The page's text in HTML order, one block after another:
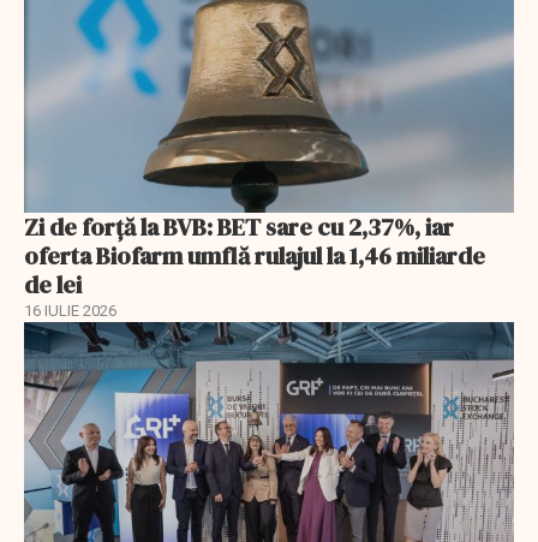
Zi de forță la BVB: BET sare cu 2,37%, iar
oferta Biofarm umflă rulajul la 1,46 miliarde
de lei
16 IULIE 2026